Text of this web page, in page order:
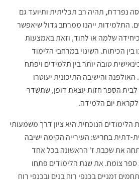
נפרדת, תהיה רב תכליתית ותיועד גם
התלמידות ייהנו ממרחב גדול שיאפשר
שלמה או לחוד, וזאת באמצעות
בין הכיתות. השינוי במרחבי הלימוד
טובה יותר בין תלמידים ויפתח
והישיבה התיכונית יעוטרו
לבית הספר חזות יוצאת דופן, שתשדר
יום הלמידה.
הלימודים הנוכחית היא ציון דרך משמעותי
דתית בחריש: העירייה הקימה ישיבה
את שכבת ז' הראשונה בכל אחד
צומח. את שנת הלימודים פתחו
זמניים בכנפי רוח בנים ובכנפי רוח